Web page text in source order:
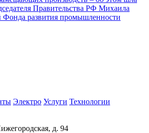
Правительства РФ Михаила
развития промышленности
Электро Услуги Технологии
д. 94